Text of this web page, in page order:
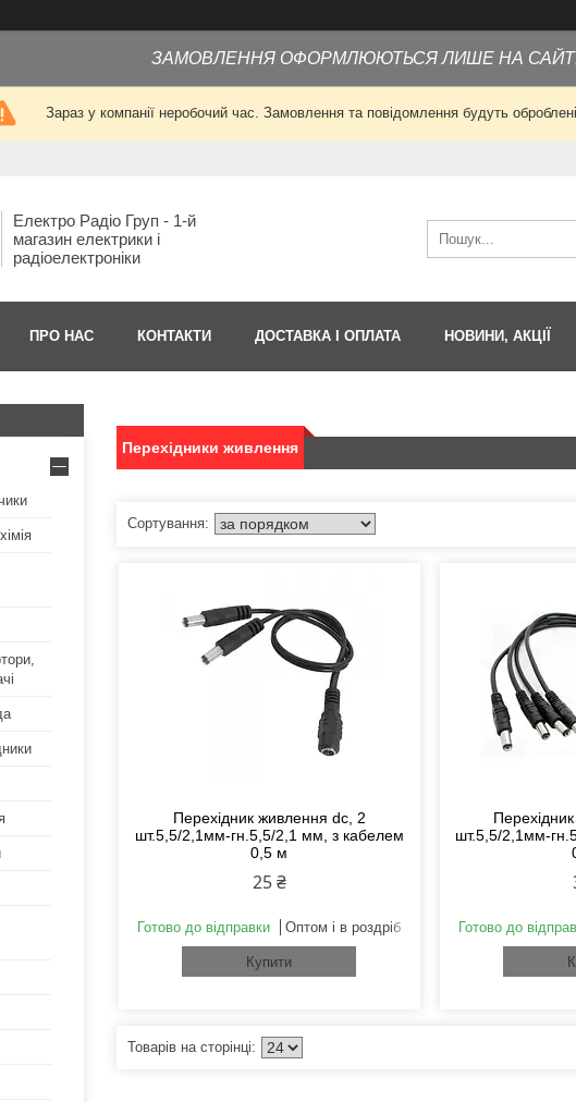
ЗАМОВЛЕННЯ ОФОРМЛЮЮТЬСЯ ЛИШЕ НА
Зараз у компанії неробочий час. Замовлення та повідомлення будуть
Електро Радіо Груп - 1-й
магазин електрики і
радіоелектроніки
ПРО НАС КОНТАКТИ ДОСТАВКА І ОПЛАТА НОВИНИ, АКЦІЇ
Перехідники живлення
Перехідник живлення dc, 2
шт.5,5/2,1мм-гн.5,5/2,1 мм, з кабелем
0,5 м
25 ₴
Готово до відправки Оптом і в роздріб
Купити
шт.5,5/2,1мм-
Готово до